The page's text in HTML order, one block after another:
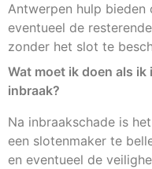
Antwerpen hulp
eventueel de
zonder het slot te
Wat moet ik doen als ik
inbraak?
Na inbraakschade is
een slotenmaker te
en eventueel de